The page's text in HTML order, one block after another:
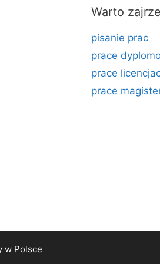
Warto
pisanie prac
prace
prace
prace
w Polsce